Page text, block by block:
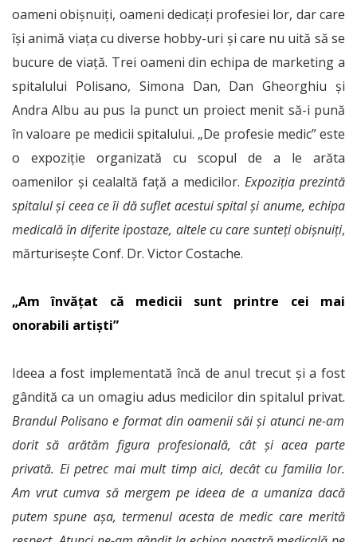
oameni obișnuiți, oameni dedicați profesiei lor, dar care
își animă viața cu diverse hobby-uri și care nu uită să se
bucure de viață. Trei oameni din echipa de marketing a
spitalului Polisano, Simona Dan, Dan Gheorghiu și
Andra Albu au pus la punct un proiect menit să-i pună
în valoare pe medicii spitalului. „De profesie medic” este
o expoziție organizată cu scopul de a le arăta
oamenilor și cealaltă față a medicilor. Expoziția prezintă
spitalul și ceea ce îi dă suflet acestui spital și anume, echipa
medicală în diferite ipostaze, altele cu care sunteți obișnuiți,
mărturisește Conf. Dr. Victor Costache.
„Am învățat că medicii sunt printre cei mai
onorabili artiști”
Ideea a fost implementată încă de anul trecut și a fost
gândită ca un omagiu adus medicilor din spitalul privat.
Brandul Polisano e format din oamenii săi și atunci ne-am
dorit să arătăm figura profesională, cât și acea parte
privată. Ei petrec mai mult timp aici, decât cu familia lor.
Am vrut cumva să mergem pe ideea de a umaniza dacă
putem spune așa, termenul acesta de medic care merită